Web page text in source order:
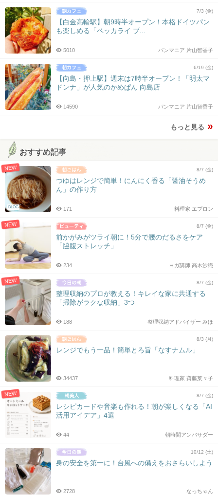
7/3 (金)
【白金高輪駅】朝9時半オープン！本格ドイツパン
も楽しめる「ベッカライ ブ...
パンマニア 片山智香子
5010
6/19 (金)
【向島・押上駅】週末は7時半オープン！「明太マ
ドンナ」が人気のかめぱん 向島店
パンマニア 片山智香子
14590
もっと見る
おすすめ記事
NEW
BLOG
8/7 (金)
つゆはレンジで簡単！にんにく香る「醤油そうめ
ん」の作り方
料理家 エプロン
171
NEW 8/7 (金)
前かがみがツライ朝に！5分で腰のだるさをケア
「脇腹ストレッチ」
ヨガ講師 高木沙織
234
NEW 8/7 (金)
整理収納のプロが教える！キレイな家に共通する
「掃除がラクな収納」3つ
整理収納アドバイザー みほ
188
8/3 (月)
レンジでもう一品！簡単とろ旨「なすナムル」
料理家 齋藤菜々子
34437
NEW 8/7 (金)
レシピカードや音楽も作れる！朝が楽しくなる「AI
活用アイデア」4選
朝時間アンバサダー
44
10/12 (土)
身の安全を第一に！台風への備えをおさらいしよう
なっちゃん
2728